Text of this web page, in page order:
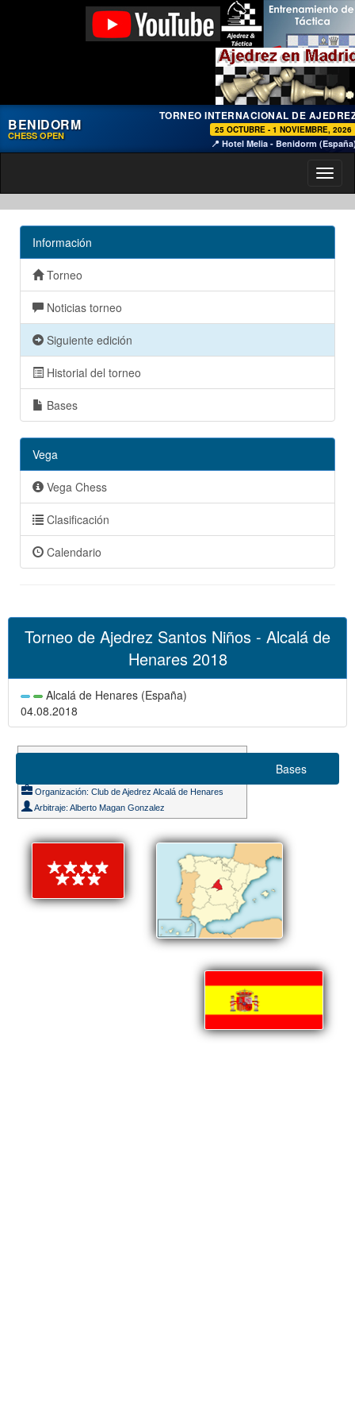
BENIDORM
CHESS OPEN
TORNEO INTERNACIONAL DE
25 OCTUBRE - 1 NOVIEMBRE, 2026
📍 Hotel Melia - Benidorm
Información
Torneo
Noticias torneo
Siguiente edición
Historial del torneo
Bases
Vega
Vega Chess
Clasificación
Calendario
Torneo de Ajedrez Santos Niños - Alcalá de
Henares 2018
Alcalá de Henares (España)
04.08.2018
Organización: Club de Ajedrez Alcalá de Henares
Arbitraje: Alberto Magan Gonzalez
Bases